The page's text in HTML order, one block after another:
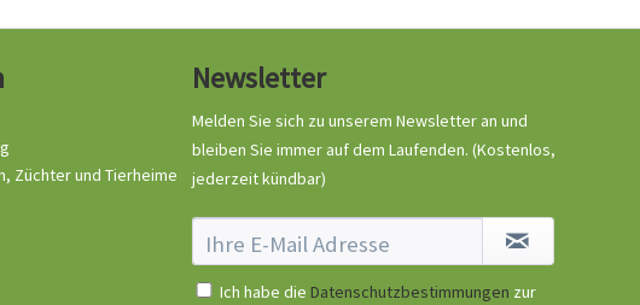
Züchter und Tierheime
Newsletter
Melden Sie sich zu unserem Newsletter an und
bleiben Sie immer auf dem Laufenden. (Kostenlos,
jederzeit kündbar)
Ich habe die Datenschutzbestimmungen zur